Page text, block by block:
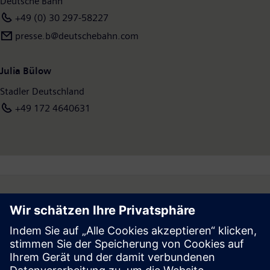
+49 (0) 30 297-58227
presse.b@deutschebahn.com
Julia Bülow
Stadler Deutschland
+49 172 4640631
Follow